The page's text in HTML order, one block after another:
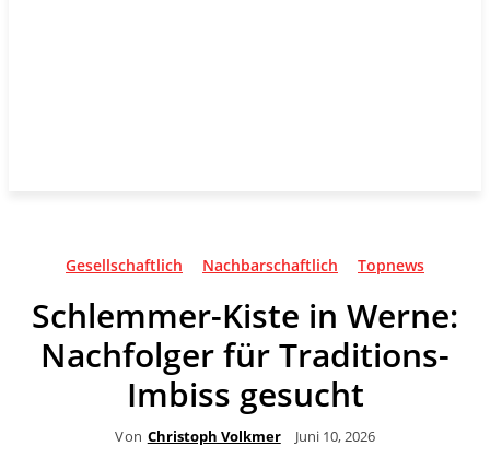
Gesellschaftlich Nachbarschaftlich Topnews
Schlemmer-Kiste in Werne:
Nachfolger für Traditions-
Imbiss gesucht
Von Christoph Volkmer Juni 10, 2026